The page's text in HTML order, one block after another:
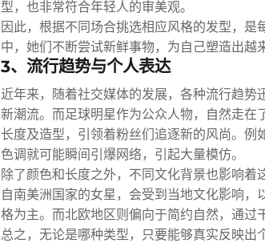
型，也非常符合年轻人的审美观。
因此，根据不同场合挑选相应风格的发型，
中，她们不断尝试新鲜事物，为自己塑造出越
3、流行趋势与个人表达
近年来，随着社交媒体的发展，各种流行趋
新潮流。而足球明星作为公众人物，自然走在
长度及造型，引领着粉丝们追逐新的风尚。
色调就可能瞬间引爆网络，引起大量模仿。
除了颜色和长度之外，不同文化背景也影响
自南美洲国家的女星，会受到当地文化影响
格为主。而北欧地区则偏向于简约自然，通过
总之，无论是哪种类型，只要能够真实反映